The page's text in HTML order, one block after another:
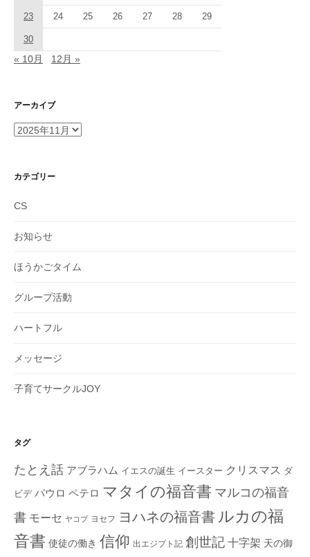
23 24 25 26 27 28 29
30
« 10月 12月 »
アーカイブ
ア
イ
カテゴリー
CS
お知らせ
ほうかごタイム
グループ活動
ハートフル
メッセージ
子育てサークルJOY
タグ
たとえ話 アブラハム イエスの誕生 イースター クリスマス ダ
ビデ パウロ ペテロ マタイの福音書 マルコの福音
書 モーセ ヤコブ ヨセフ ヨハネの福音書 ルカの福
音書 使徒の働き 信仰 出エジプト記 創世記 十字架 天の御